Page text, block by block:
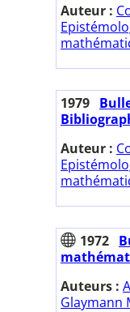
Auteur :
1979
Auteur :
1972
Auteurs :
Glaymann